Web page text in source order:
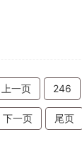
上一页 246
下一页 尾页